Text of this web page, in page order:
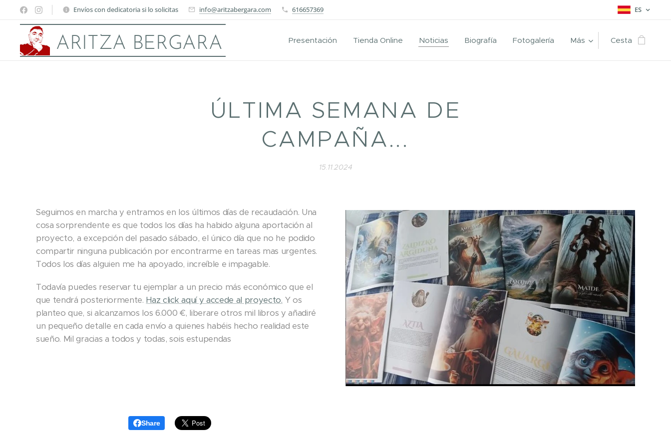
Envíos con dedicatoria si lo solicitas info@aritzabergara.com 616657369 ES
ARITZA BERGARA Presentación Tienda Online Noticias Biografía Fotogalería Más Cesta
ÚLTIMA SEMANA DE
CAMPAÑA...
15.11.2024
Seguimos en marcha y entramos en los últimos días de recaudación. Una
cosa sorprendente es que todos los días ha habido alguna aportación al
proyecto, a excepción del pasado sábado, el único día que no he podido
compartir ninguna publicación por encontrarme en tareas mas urgentes.
Todos los días alguien me ha apoyado, increíble e impagable.
Todavía puedes reservar tu ejemplar a un precio más económico que el
que tendrá posteriormente. Haz click aquí y accede al proyecto. Y os
planteo que, si alcanzamos los 6.000 €, liberare otros mil libros y añadiré
un pequeño detalle en cada envío a quienes habéis hecho realidad este
sueño. Mil gracias a todos y todas, sois estupendas 😘
Share